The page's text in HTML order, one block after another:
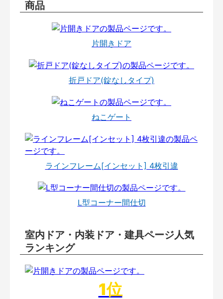
商品
片開きドア
折戸ドア(錠なしタイプ)
ねこゲート
ラインフレーム[インセット] 4枚引違
L型コーナー間仕切
室内ドア・内装ドア・建具ページ人気
ランキング